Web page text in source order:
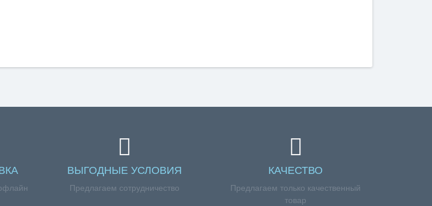
ВЫГОДНЫЕ УСЛОВИЯ
Предлагаем сотрудничество
КАЧЕСТВО
Предлагаем только качественный
товар